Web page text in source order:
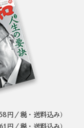
円／税・送料込み）